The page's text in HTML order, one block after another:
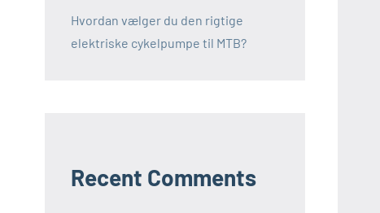
Hvordan vælger du den rigtige
elektriske cykelpumpe til MTB?
Recent Comments